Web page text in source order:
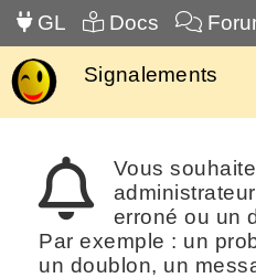
GL Docs
Signalements
Vous
erroné ou un
Par exemple : un
un doublon, un